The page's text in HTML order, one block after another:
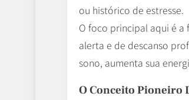
ou histórico de estresse.
O foco principal aqui é
alerta e de descanso
sono, aumenta sua
O Conceito Pioneiro